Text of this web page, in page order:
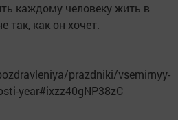
каждому человеку жить в
так, как он хочет.
prazdniki/vsemirnyy-
year#ixzz40gNP38zC